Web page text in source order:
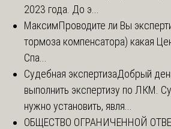
2023 года. До э...
МаксимПроводите ли Вы
тормоза компенсатора) какая
Спа...
Судебная экспертизаДобрый
выполнить экспертизу по ЛКМ.
нужно установить, явля...
ОБЩЕСТВО ОГРАНИЧЕННОЙ